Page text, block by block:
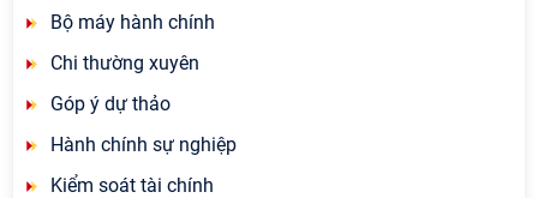
Bộ máy hành chính
Chi thường xuyên
Góp ý dự thảo
Hành chính sự nghiệp
Kiểm soát tài chính